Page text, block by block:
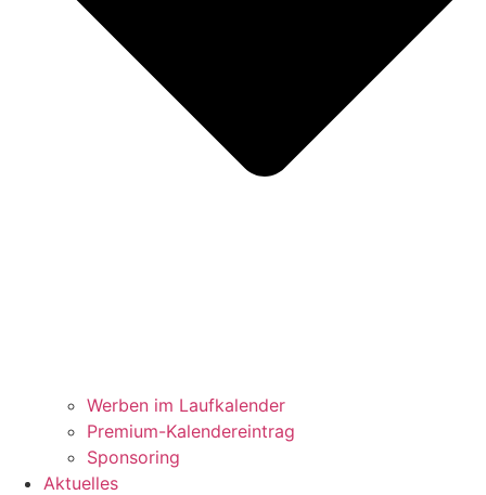
Werben im Laufkalender
Premium-Kalendereintrag
Sponsoring
Aktuelles